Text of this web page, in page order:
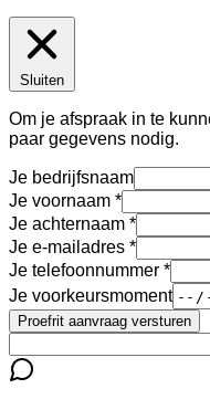
Sluiten
Om je afspraak in te
paar gegevens nodig.
Je bedrijfsnaam
Je voornaam
Je achternaam
Je e-mailadres
Je telefoonnummer
Je voorkeursmoment
Proefrit aanvraag versturen